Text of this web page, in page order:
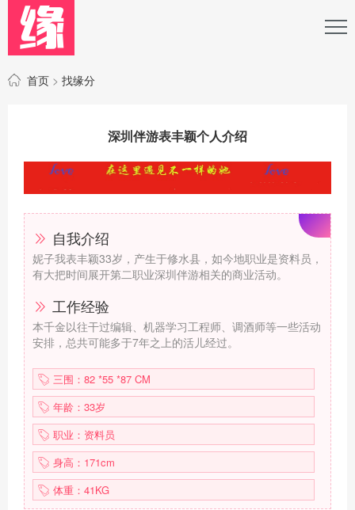
首页 > 找缘分
深圳伴游表丰颖个人介绍
自我介绍
妮子我表丰颖33岁，产生于修水县，如今地职业是资料员，
有大把时间展开第二职业深圳伴游相关的商业活动。
工作经验
本千金以往干过编辑、机器学习工程师、调酒师等一些活动
安排，总共可能多于7年之上的活儿经过。
三围：82 *55 *87 CM
年龄：33岁
职业：资料员
身高：171cm
体重：41KG